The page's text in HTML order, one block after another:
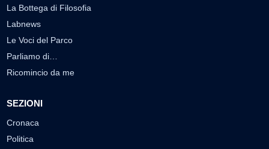
La Bottega di Filosofia
Labnews
Le Voci del Parco
Parliamo di…
Ricomincio da me
SEZIONI
Cronaca
Politica